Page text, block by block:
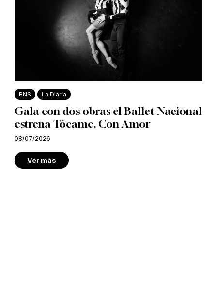
BNS La Diaria
Gala con dos obras el Ballet Nacional
estrena Tócame, Con Amor
08/07/2026
Ver más